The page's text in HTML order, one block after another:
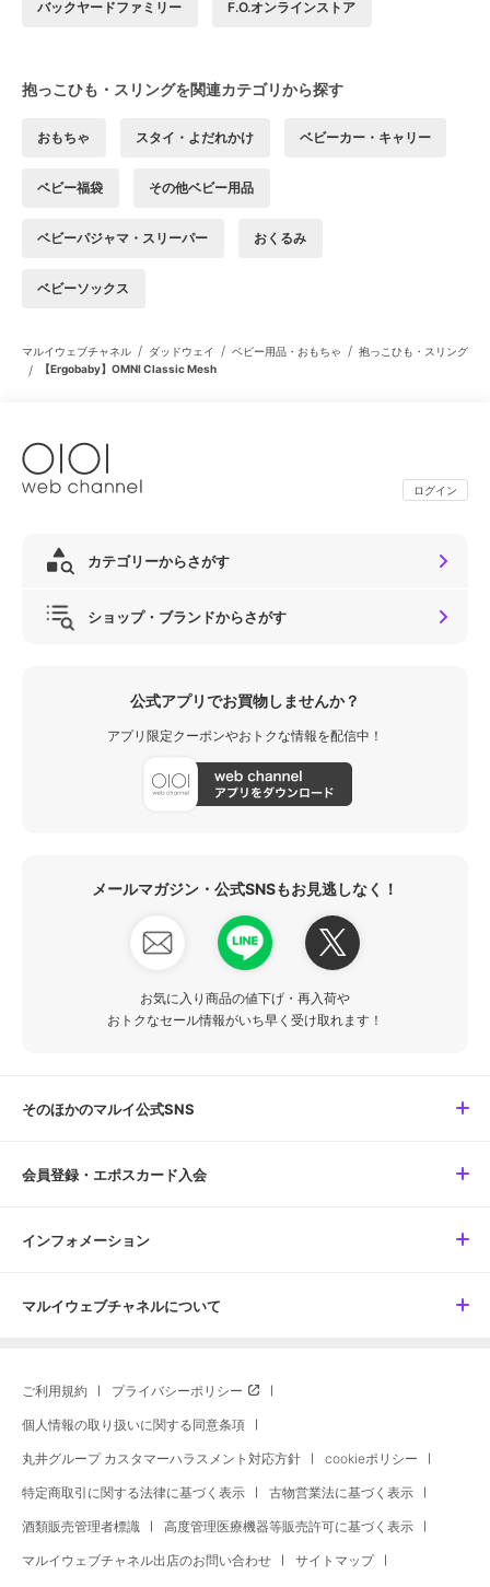
バックヤードファミリー F.O.オンラインストア
抱っこひも・スリングを関連カテゴリから探す
おもちゃ スタイ・よだれかけ ベビーカー・キャリー
ベビー福袋 その他ベビー用品
ベビーパジャマ・スリーパー おくるみ
ベビーソックス
マルイウェブチャネル / ダッドウェイ / ベビー用品・おもちゃ / 抱っこひも・スリング
/ 【Ergobaby】OMNI Classic Mesh
ログイン
カテゴリーからさがす
ショップ・ブランドからさがす
公式アプリでお買物しませんか？
アプリ限定クーポンやおトクな情報を配信中！
メールマガジン・公式SNSもお見逃しなく！
お気に入り商品の値下げ・再入荷や
おトクなセール情報がいち早く受け取れます！
そのほかのマルイ公式SNS
会員登録・エポスカード入会
インフォメーション
マルイウェブチャネルについて
ご利用規約 プライバシーポリシー
個人情報の取り扱いに関する同意条項
丸井グループ カスタマーハラスメント対応方針 cookieポリシー
特定商取引に関する法律に基づく表示 古物営業法に基づく表示
酒類販売管理者標識 高度管理医療機器等販売許可に基づく表示
マルイウェブチャネル出店のお問い合わせ サイトマップ